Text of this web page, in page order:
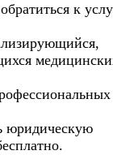
к
юридическую